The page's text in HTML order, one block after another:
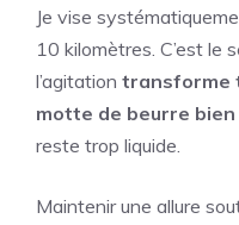
Je vise
10 kilomètres. C’est le
l’agitation transforme
motte de beurre
reste trop liquide.
Maintenir une allure